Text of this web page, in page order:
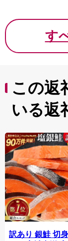
す
この返
いる返
訳あり 銀鮭 切